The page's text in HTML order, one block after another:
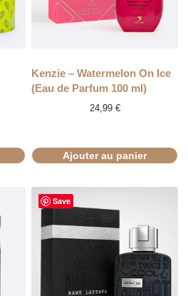
Kenzie – Watermelon On Ice
(Eau de Parfum 100 ml)
24,99 €
Ajouter au panier
Save